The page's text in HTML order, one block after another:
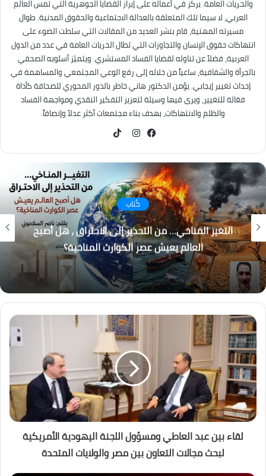
والحريات العامة. يركز في أعماله على إبراز القضايا الجوهرية التي تمس العالم
العربي، لا سيما تلك المتعلقة بالعدالة الاجتماعية والحقوق المدنية. طوال
مسيرته المهنية، قام بنشر العديد من المقالات التي سلطت الضوء على
انتهاكات حقوق الإنسان والتجاوزات التي تطال الحريات العامة في عدد من الدول
العربية، فضلاً عن تناوله لقضايا الفساد المستشري. ويتميّز أسلوبه الصحفي
بالجرأة والشفافية، ساعياً من خلاله إلى رفع الوعي المجتمعي والمساهمة في
إحداث تغيير إيجابي. يؤمن الدكتور هاني خاطر بالدور المحوري للصحافة كأداة
فعّالة للتغيير، ويرى فيها وسيلة لتعزيز التفكير النقدي ومواجهة الفساد
والظلم والانتهاكات، بهدف بناء مجتمعات أكثر عدلاً وإنصافاً.
كُتاب
التغير المناخي… من التحذير إلى الاحتراق ، هل أصبح
العالم يعيش عصر الكوارث المناخية؟
لقاء بين عبد العاطي ومسؤول اللجنة اليهودية الأمريكية
لبحث مجالات التعاون بين مصر والولايات المتحدة